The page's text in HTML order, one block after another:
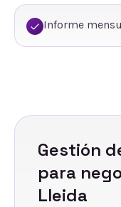
Informe
Gestión
para
Lleida